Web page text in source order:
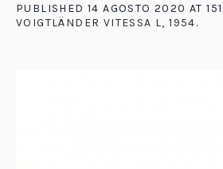
PUBLISHED 14 AGOSTO 2020 AT
VOIGTLÄNDER VITESSA L, 1954.